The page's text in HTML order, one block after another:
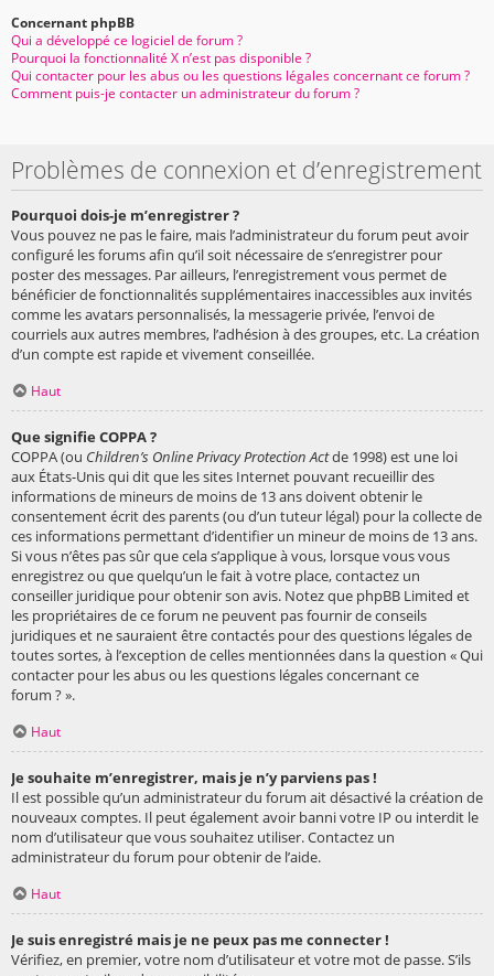
Concernant phpBB
Qui a développé ce logiciel de forum ?
Pourquoi la fonctionnalité X n’est pas disponible ?
Qui contacter pour les abus ou les questions légales concernant ce forum ?
Comment puis-je contacter un administrateur du forum ?
Problèmes de connexion et d’enregistrement
Pourquoi dois-je m’enregistrer ?
Vous pouvez ne pas le faire, mais l’administrateur du forum peut avoir
configuré les forums afin qu’il soit nécessaire de s’enregistrer pour
poster des messages. Par ailleurs, l’enregistrement vous permet de
bénéficier de fonctionnalités supplémentaires inaccessibles aux invités
comme les avatars personnalisés, la messagerie privée, l’envoi de
courriels aux autres membres, l’adhésion à des groupes, etc. La création
d’un compte est rapide et vivement conseillée.
Haut
Que signifie COPPA ?
COPPA (ou Children’s Online Privacy Protection Actde 1998) est une loi
aux États-Unis qui dit que les sites Internet pouvant recueillir des
informations de mineurs de moins de 13 ans doivent obtenir le
consentement écrit des parents (ou d’un tuteur légal) pour la collecte de
ces informations permettant d’identifier un mineur de moins de 13 ans.
Si vous n’êtes pas sûr que cela s’applique à vous, lorsque vous vous
enregistrez ou que quelqu’un le fait à votre place, contactez un
conseiller juridique pour obtenir son avis. Notez que phpBB Limited et
les propriétaires de ce forum ne peuvent pas fournir de conseils
juridiques et ne sauraient être contactés pour des questions légales de
toutes sortes, à l’exception de celles mentionnées dans la question « Qui
contacter pour les abus ou les questions légales concernant ce
forum ? ».
Haut
Je souhaite m’enregistrer, mais je n’y parviens pas !
Il est possible qu’un administrateur du forum ait désactivé la création de
nouveaux comptes. Il peut également avoir banni votre IP ou interdit le
nom d’utilisateur que vous souhaitez utiliser. Contactez un
administrateur du forum pour obtenir de l’aide.
Haut
Je suis enregistré mais je ne peux pas me connecter !
Vérifiez, en premier, votre nom d’utilisateur et votre mot de passe. S’ils